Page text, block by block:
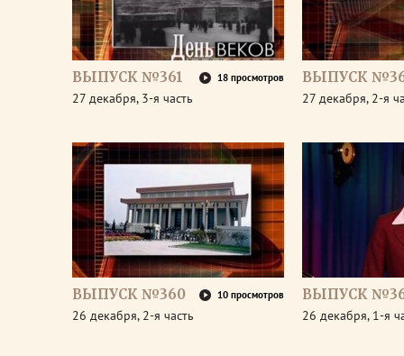
ВЫПУСК №361 18 просмотров
27 декабря, 3-я часть
ВЫПУСК
27 декабря, 2-я
ВЫПУСК №360 10 просмотров
26 декабря, 2-я часть
ВЫПУСК
26 декабря, 1-я